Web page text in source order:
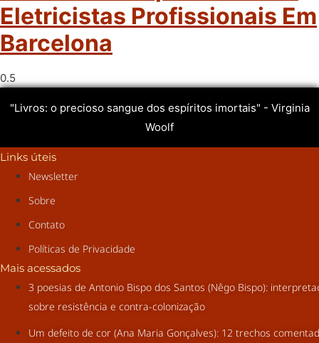
Eletricistas Profissionais Em
Barcelona
"Livros: o precioso sangue dos espíritos imortais" - Virginia
Woolf
Links úteis
Newsletter
Sobre
Contato
Políticas de Privacidade
Mais acessados
3 poesias de Antonio Bispo dos Santos (Nêgo Bispo):
sobre resistência e contra-colonização
Um defeito de cor (Ana Maria Gonçalves): 12 trechos